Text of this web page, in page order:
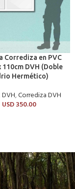
Corrediza en PVC
110cm DVH (Doble
Hermético)
,Corrediza DVH
USD350.00